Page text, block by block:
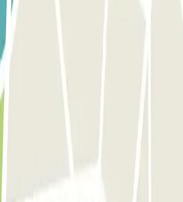
du parking via l'interphone situé au
piéton.
d’une heure de courtoisie si vous
avant l’heure indiquée sur votre
d’accéder au parking avant ce créneau,
pas. Veuillez noter que tout temps
facturé, que vous arriviez avant ou partiez
dans votre réservation. Le montant
tarifs locaux pratiqués par le parking à ce
à la fin de votre réservation, vous recevrez
DANS CE PARKING. Il n'y a pas de
faire la queue ou attendre si le parking
vous ne pourrez entrer et sortir du
fois
multiple
vous pouvez utiliser l'ensemble du
de cet opérateur disponible sur